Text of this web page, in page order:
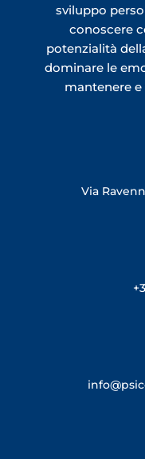
sviluppo
conoscere
potenzialità
dominare le
mantenere
Via